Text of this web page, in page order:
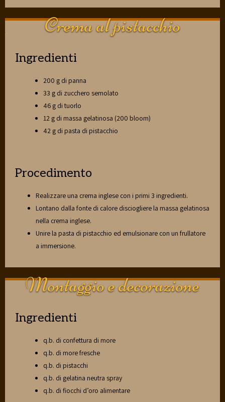
Crema al pistacchio
Ingredienti
200 g di panna
33 g di zucchero semolato
46 g di tuorlo
12 g di massa gelatinosa (200 bloom)
42 g di pasta di pistacchio
Procedimento
Realizzare una crema inglese con i primi 3 ingredienti.
Lontano dalla fonte di calore disciogliere la massa gelatinosa
nella crema inglese.
Unire la pasta di pistacchio ed emulsionare con un frullatore
a immersione.
Montaggio e decorazione
Ingredienti
q.b. di confettura di more
q.b. di more fresche
q.b. di pistacchi
q.b. di gelatina neutra spray
q.b. di fiocchi d’oro alimentare